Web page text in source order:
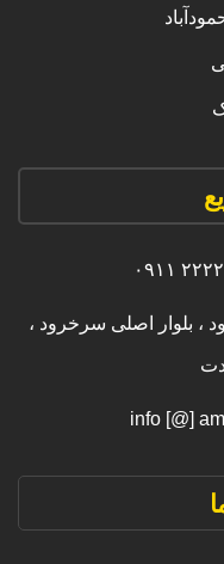
، بلوار اصلی سرخرود ،